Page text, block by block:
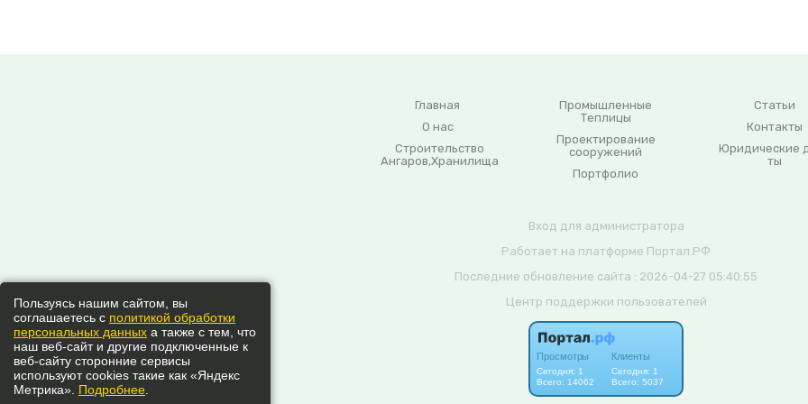
Пользуясь нашим сайтом, вы
соглашаетесь с политикой обработки
персональных данных а также с тем, что
наш веб-сайт и другие подключенные к
веб-сайту сторонние сервисы
используют cookies такие как «Яндекс
Метрика». Подробнее
Главная
О нас
Строительство
Ангаров,Хранилища
Промышленные
Теплицы
Проектирование
сооружений
Портфолио
Статьи
Контакты
Юридические
ты
Вход для администратора
Работает на платформе Портал.РФ
Последние обновление сайта : 2026-04-27 05:40:55
Центр поддержки пользователей